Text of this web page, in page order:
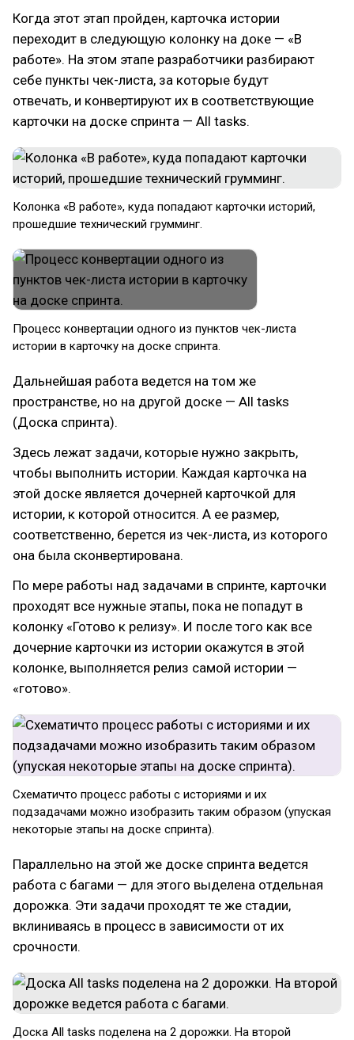
Когда этот этап пройден, карточка истории
переходит в следующую колонку на доке — «В
работе». На этом этапе разработчики разбирают
себе пункты чек-листа, за которые будут
отвечать, и конвертируют их в соответствующие
карточки на доске спринта — All tasks.
Колонка «В работе», куда попадают карточки историй,
прошедшие технический грумминг.
Процесс конвертации одного из пунктов чек-листа
истории в карточку на доске спринта.
Дальнейшая работа ведется на том же
пространстве, но на другой доске — All tasks
(Доска спринта).
Здесь лежат задачи, которые нужно закрыть,
чтобы выполнить истории. Каждая карточка на
этой доске является дочерней карточкой для
истории, к которой относится. А ее размер,
соответственно, берется из чек-листа, из которого
она была сконвертирована.
По мере работы над задачами в спринте, карточки
проходят все нужные этапы, пока не попадут в
колонку «Готово к релизу». И после того как все
дочерние карточки из истории окажутся в этой
колонке, выполняется релиз самой истории —
«готово».
Схематичто процесс работы с историями и их
подзадачами можно изобразить таким образом (упуская
некоторые этапы на доске спринта).
Параллельно на этой же доске спринта ведется
работа с багами — для этого выделена отдельная
дорожка. Эти задачи проходят те же стадии,
вклиниваясь в процесс в зависимости от их
срочности.
Доска All tasks поделена на 2 дорожки. На второй